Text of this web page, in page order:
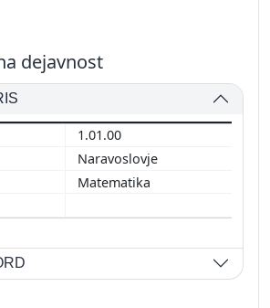
dejavnost
1.01.00
Naravoslovje
Matematika